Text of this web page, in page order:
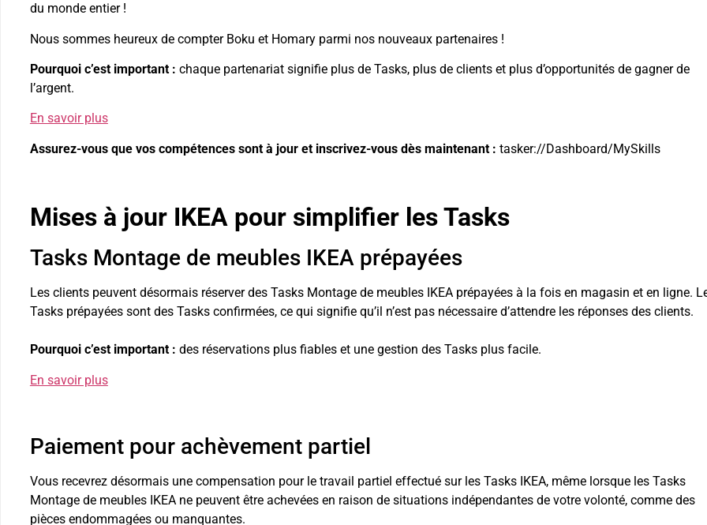
du monde entier !
Nous sommes heureux de compter Boku et Homary parmi nos nouveaux partenaires !
Pourquoi c’est important : chaque partenariat signifie plus de Tasks, plus de clients et plus d’opportunités de gagner de
l’argent.
En savoir plus
Assurez-vous que vos compétences sont à jour et inscrivez-vous dès maintenant : tasker://Dashboard/MySkills
Mises à jour IKEA pour simplifier les Tasks
Tasks Montage de meubles IKEA prépayées
Les clients peuvent désormais réserver des Tasks Montage de meubles IKEA prépayées à la fois en magasin et en ligne.
Tasks prépayées sont des Tasks confirmées, ce qui signifie qu’il n’est pas nécessaire d’attendre les réponses des clients.
Pourquoi c’est important : des réservations plus fiables et une gestion des Tasks plus facile.
En savoir plus
Paiement pour achèvement partiel
Vous recevrez désormais une compensation pour le travail partiel effectué sur les Tasks IKEA, même lorsque les Tasks
Montage de meubles IKEA ne peuvent être achevées en raison de situations indépendantes de votre volonté, comme des
pièces endommagées ou manquantes.